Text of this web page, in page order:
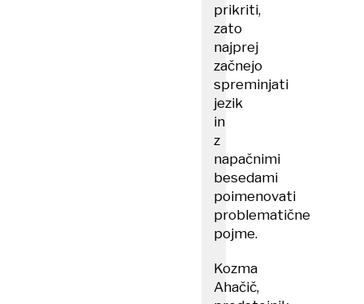
prikriti,
zato
najprej
začnejo
spreminjati
jezik
in
z
napačnimi
besedami
poimenovati
problematične
pojme.
Kozma
Ahačič,